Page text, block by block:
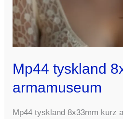
Mp44 tyskland
armamuseum
Mp44 tyskland 8x33mm kurz